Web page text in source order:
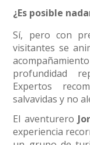
¿Es posible
Sí, pero con
visitantes se
profundidad
Expertos
salvavidas y no
El aventurero
experiencia